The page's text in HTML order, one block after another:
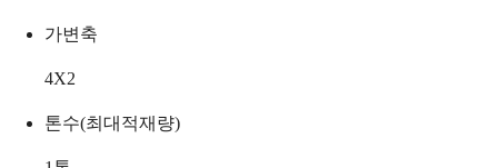
가변축
4X2
톤수(최대적재량)